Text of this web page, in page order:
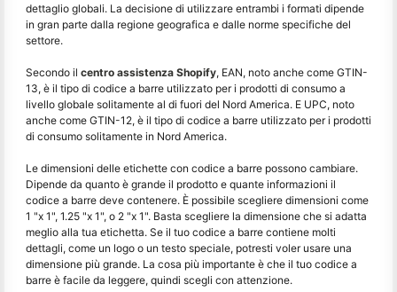
dettaglio globali. La decisione di utilizzare entrambi i formati dipende
in gran parte dalla regione geografica e dalle norme specifiche del
settore.
Secondo il centro assistenza Shopify, EAN, noto anche come GTIN-
13, è il tipo di codice a barre utilizzato per i prodotti di consumo a
livello globale solitamente al di fuori del Nord America. E UPC, noto
anche come GTIN-12, è il tipo di codice a barre utilizzato per i prodotti
di consumo solitamente in Nord America.
Le dimensioni delle etichette con codice a barre possono cambiare.
Dipende da quanto è grande il prodotto e quante informazioni il
codice a barre deve contenere. È possibile scegliere dimensioni come
1 "x 1", 1.25 "x 1", o 2 "x 1". Basta scegliere la dimensione che si adatta
meglio alla tua etichetta. Se il tuo codice a barre contiene molti
dettagli, come un logo o un testo speciale, potresti voler usare una
dimensione più grande. La cosa più importante è che il tuo codice a
barre è facile da leggere, quindi scegli con attenzione.